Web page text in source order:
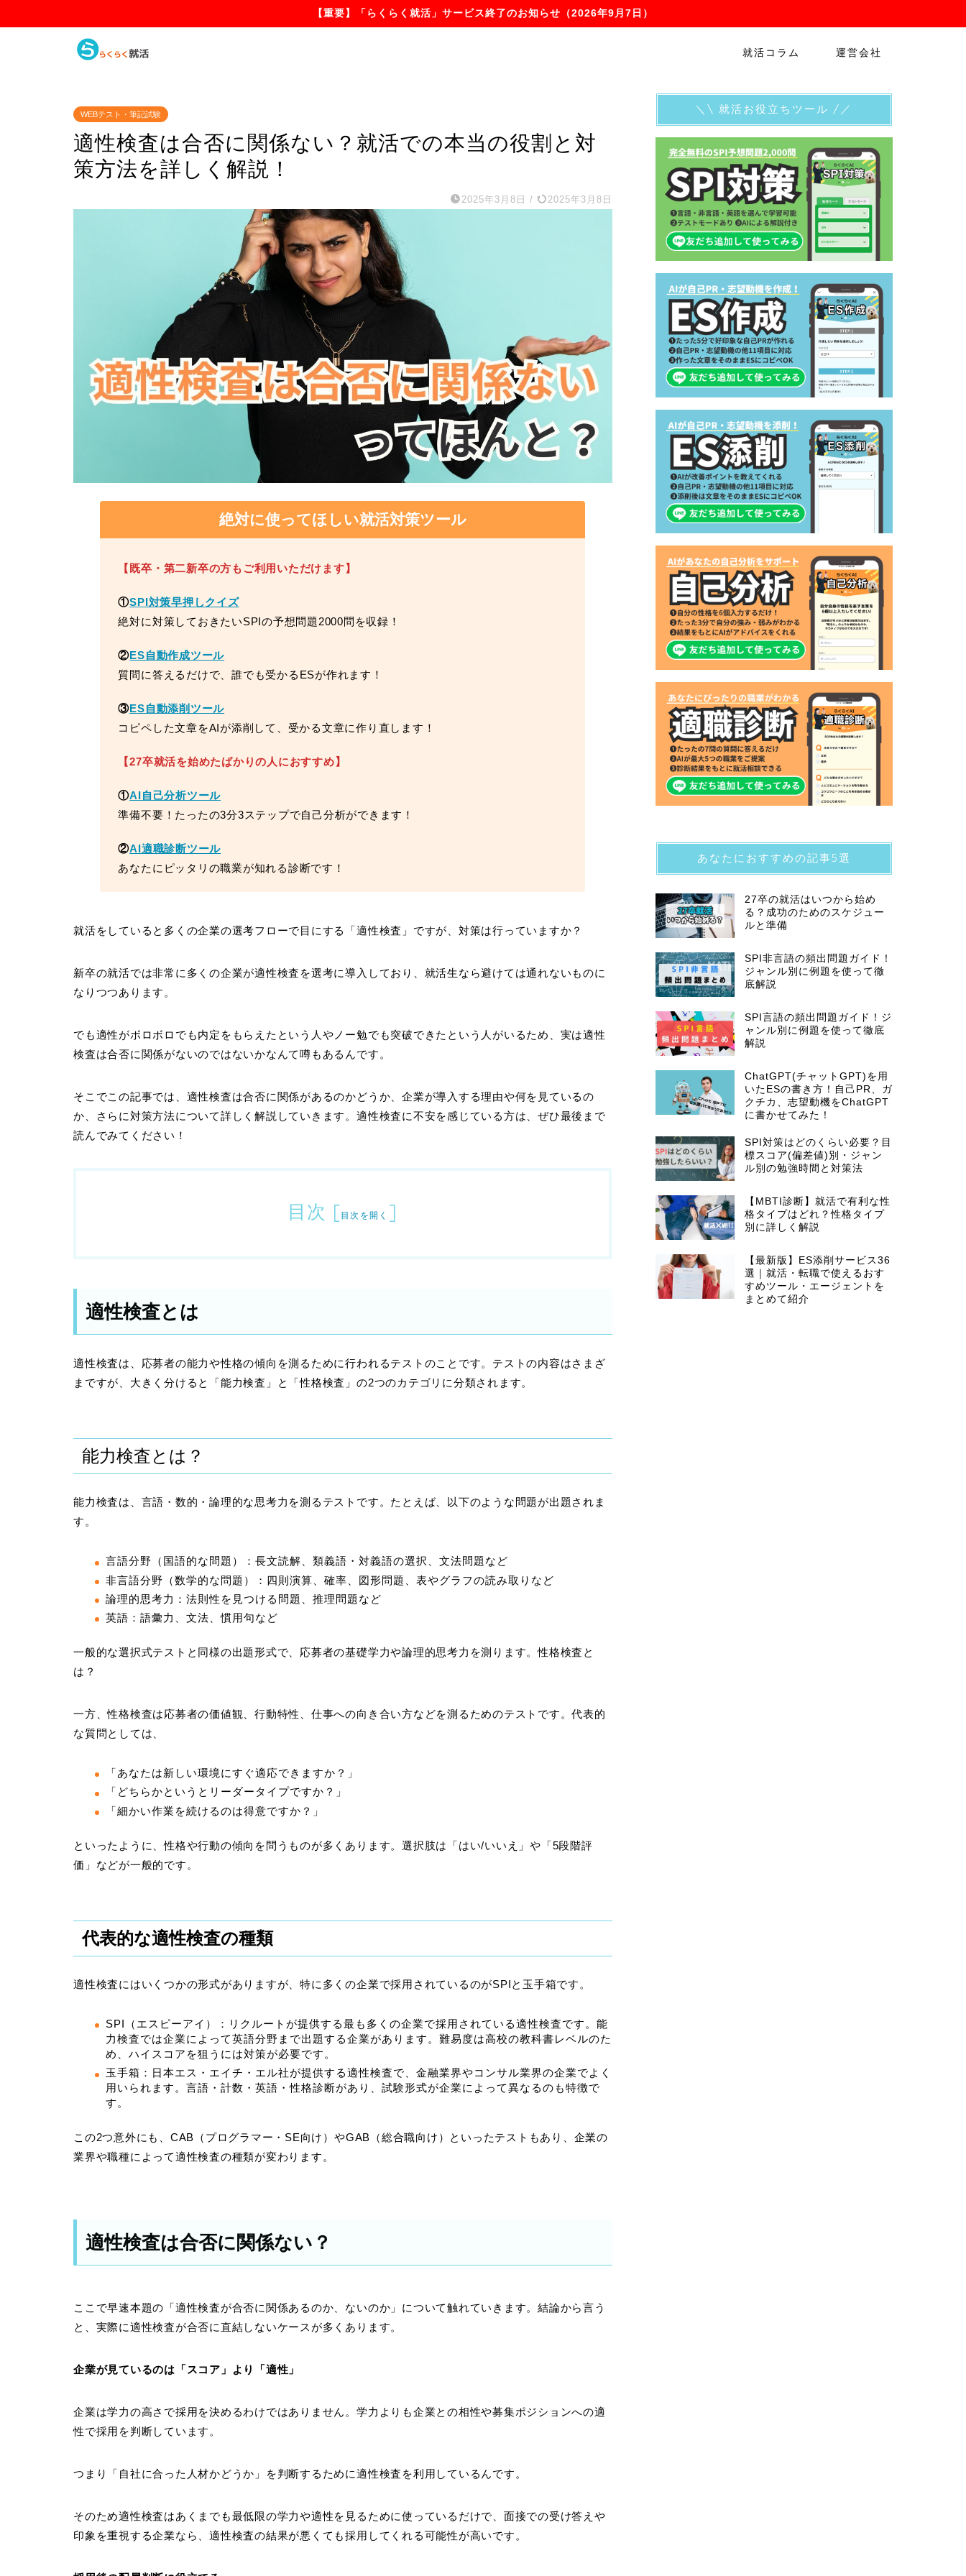
【重要】「らくらく就活」サービス終了のお知らせ（2026年9月7日）
就活コラム 運営会社
WEBテスト・筆記試験
適性検査は合否に関係ない？就活での本当の役割と対
策方法を詳しく解説！
2025年3月8日 / 2025年3月8日
絶対に使ってほしい就活対策ツール
【既卒・第二新卒の方もご利用いただけます】
①SPI対策早押しクイズ
絶対に対策しておきたいSPIの予想問題2000問を収録！
②ES自動作成ツール
質問に答えるだけで、誰でも受かるESが作れます！
③ES自動添削ツール
コピペした文章をAIが添削して、受かる文章に作り直します！
【27卒就活を始めたばかりの人におすすめ】
①AI自己分析ツール
準備不要！たったの3分3ステップで自己分析ができます！
②AI適職診断ツール
あなたにピッタリの職業が知れる診断です！
就活をしていると多くの企業の選考フローで目にする「適性検査」ですが、対策は行っていますか？
新卒の就活では非常に多くの企業が適性検査を選考に導入しており、就活生なら避けては通れないものに
なりつつあります。
でも適性がボロボロでも内定をもらえたという人やノー勉でも突破できたという人がいるため、実は適性
検査は合否に関係がないのではないかなんて噂もあるんです。
そこでこの記事では、適性検査は合否に関係があるのかどうか、企業が導入する理由や何を見ているの
か、さらに対策方法について詳しく解説していきます。適性検査に不安を感じている方は、ぜひ最後まで
読んでみてください！
目次 [目次を開く ]
適性検査とは
適性検査は、応募者の能力や性格の傾向を測るために行われるテストのことです。テストの内容はさまざ
まですが、大きく分けると「能力検査」と「性格検査」の2つのカテゴリに分類されます。
能力検査とは？
能力検査は、言語・数的・論理的な思考力を測るテストです。たとえば、以下のような問題が出題されま
す。
言語分野（国語的な問題）：長文読解、類義語・対義語の選択、文法問題など
非言語分野（数学的な問題）：四則演算、確率、図形問題、表やグラフの読み取りなど
論理的思考力：法則性を見つける問題、推理問題など
英語：語彙力、文法、慣用句など
一般的な選択式テストと同様の出題形式で、応募者の基礎学力や論理的思考力を測ります。性格検査と
は？
一方、性格検査は応募者の価値観、行動特性、仕事への向き合い方などを測るためのテストです。代表的
な質問としては、
「あなたは新しい環境にすぐ適応できますか？」
「どちらかというとリーダータイプですか？」
「細かい作業を続けるのは得意ですか？」
といったように、性格や行動の傾向を問うものが多くあります。選択肢は「はい/いいえ」や「5段階評
価」などが一般的です。
代表的な適性検査の種類
適性検査にはいくつかの形式がありますが、特に多くの企業で採用されているのがSPIと玉手箱です。
SPI（エスピーアイ）：リクルートが提供する最も多くの企業で採用されている適性検査です。能
力検査では企業によって英語分野まで出題する企業があります。難易度は高校の教科書レベルのた
め、ハイスコアを狙うには対策が必要です。
玉手箱：日本エス・エイチ・エル社が提供する適性検査で、金融業界やコンサル業界の企業でよく
用いられます。言語・計数・英語・性格診断があり、試験形式が企業によって異なるのも特徴で
す。
この2つ意外にも、CAB（プログラマー・SE向け）やGAB（総合職向け）といったテストもあり、企業の
業界や職種によって適性検査の種類が変わります。
適性検査は合否に関係ない？
ここで早速本題の「適性検査が合否に関係あるのか、ないのか」について触れていきます。結論から言う
と、実際に適性検査が合否に直結しないケースが多くあります。
企業が見ているのは「スコア」より「適性」
企業は学力の高さで採用を決めるわけではありません。学力よりも企業との相性や募集ポジションへの適
性で採用を判断しています。
つまり「自社に合った人材かどうか」を判断するために適性検査を利用しているんです。
そのため適性検査はあくまでも最低限の学力や適性を見るために使っているだけで、面接での受け答えや
印象を重視する企業なら、適性検査の結果が悪くても採用してくれる可能性が高いです。
＼\ 就活お役立ちツール /／
あなたにおすすめの記事5選
27卒の就活はいつから始め
る？成功のためのスケジュー
ルと準備
SPI非言語の頻出問題ガイド！
ジャンル別に例題を使って徹
底解説
SPI言語の頻出問題ガイド！ジ
ャンル別に例題を使って徹底
解説
ChatGPT(チャットGPT)を用
いたESの書き方！自己PR、ガ
クチカ、志望動機をChatGPT
に書かせてみた！
SPI対策はどのくらい必要？目
標スコア(偏差値)別・ジャン
ル別の勉強時間と対策法
【MBTI診断】就活で有利な性
格タイプはどれ？性格タイプ
別に詳しく解説
【最新版】ES添削サービス36
選｜就活・転職で使えるおす
すめツール・エージェントを
まとめて紹介